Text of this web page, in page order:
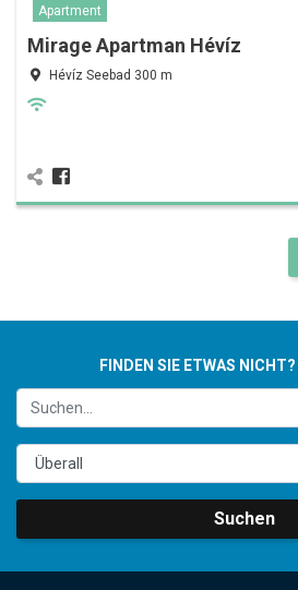
Apartment
Mirage Apartman Hévíz
Hévíz Seebad 300 m
FINDEN SIE ETWAS
Suchen